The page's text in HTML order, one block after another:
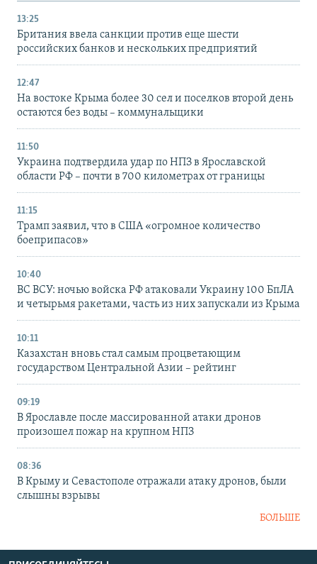
13:25
Британия ввела санкции против еще шести
российских банков и нескольких предприятий
12:47
На востоке Крыма более 30 сел и поселков второй день
остаются без воды – коммунальщики
11:50
Украина подтвердила удар по НПЗ в Ярославской
области РФ – почти в 700 километрах от границы
11:15
Трамп заявил, что в США «огромное количество
боеприпасов»
10:40
ВС ВСУ: ночью войска РФ атаковали Украину 100 БпЛА
и четырьмя ракетами, часть из них запускали из Крыма
10:11
Казахстан вновь стал самым процветающим
государством Центральной Азии – рейтинг
09:19
В Ярославле после массированной атаки дронов
произошел пожар на крупном НПЗ
08:36
В Крыму и Севастополе отражали атаку дронов, были
слышны взрывы
БОЛЬШЕ